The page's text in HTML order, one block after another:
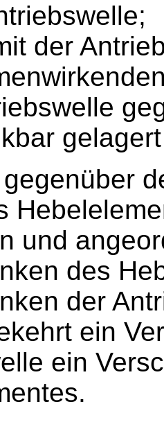
der
und
des
der
ein
ein